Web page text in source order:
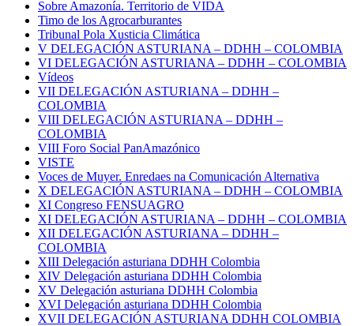
Sobre Amazonía. Territorio de VIDA
Timo de los Agrocarburantes
Tribunal Pola Xusticia Climática
V DELEGACIÓN ASTURIANA – DDHH – COLOMBIA
VI DELEGACIÓN ASTURIANA – DDHH – COLOMBIA
Vídeos
VII DELEGACIÓN ASTURIANA – DDHH –
COLOMBIA
VIII DELEGACIÓN ASTURIANA – DDHH –
COLOMBIA
VIII Foro Social PanAmazónico
VISTE
Voces de Muyer. Enredaes na Comunicación Alternativa
X DELEGACIÓN ASTURIANA – DDHH – COLOMBIA
XI Congreso FENSUAGRO
XI DELEGACIÓN ASTURIANA – DDHH – COLOMBIA
XII DELEGACIÓN ASTURIANA – DDHH –
COLOMBIA
XIII Delegación asturiana DDHH Colombia
XIV Delegación asturiana DDHH Colombia
XV Delegación asturiana DDHH Colombia
XVI Delegación asturiana DDHH Colombia
XVII DELEGACIÓN ASTURIANA DDHH COLOMBIA